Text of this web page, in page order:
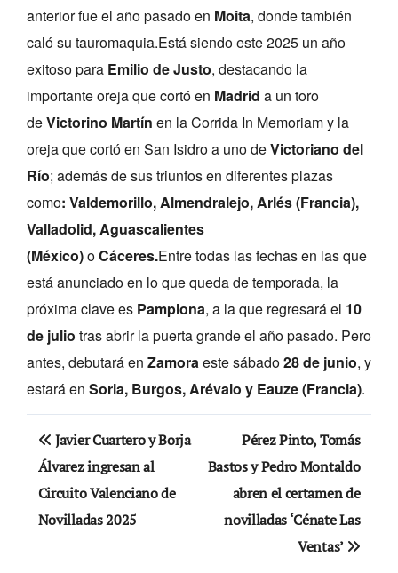
anterior fue el año pasado en Moita, donde también
caló su tauromaquia.Está siendo este 2025 un año
exitoso para Emilio de Justo, destacando la
importante oreja que cortó en Madrid a un toro
deVictorino Martín en la Corrida In Memoriam y la
oreja que cortó en San Isidro a uno deVictoriano del
Río; además de sus triunfos en diferentes plazas
como: Valdemorillo, Almendralejo, Arlés (Francia),
Valladolid,Aguascalientes
(México)oCáceres.Entre todas las fechas en las que
está anunciado en lo que queda de temporada, la
próxima clave es Pamplona, a la que regresará el 10
de julio tras abrir la puerta grande el año pasado. Pero
antes, debutará en Zamoraeste sábado28 de junio, y
estará en Soria, Burgos, Arévalo y Eauze (Francia).
Navegación
de
entradas
Javier Cuartero y Borja
Álvarez ingresan al
Circuito Valenciano de
Novilladas 2025
Pérez Pinto, Tomás
Bastos y Pedro Montaldo
abren el certamen de
novilladas ‘Cénate Las
Ventas’